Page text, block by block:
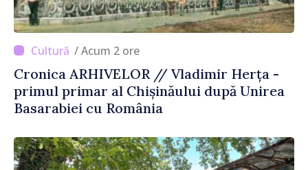
/ Acum 2 ore
Cronica ARHIVELOR // Vladimir Herța -
primul primar al Chișinăului după Unirea
Basarabiei cu România